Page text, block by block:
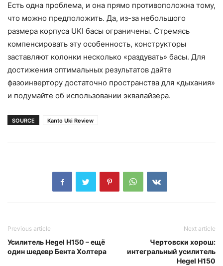
Есть одна проблема, и она прямо противоположна тому,
что можно предположить. Да, из-за небольшого
размера корпуса UKI басы ограничены. Стремясь
компенсировать эту особенность, конструкторы
заставляют колонки несколько «раздувать» басы. Для
достижения оптимальных результатов дайте
фазоинвертору достаточно пространства для «дыхания»
и подумайте об использовании эквалайзера.
SOURCE Kanto Uki Review
Previous article
Усилитель Hegel H150 – ещё
один шедевр Бента Холтера
Next article
Чертовски хорош:
интегральный усилитель
Hegel H150